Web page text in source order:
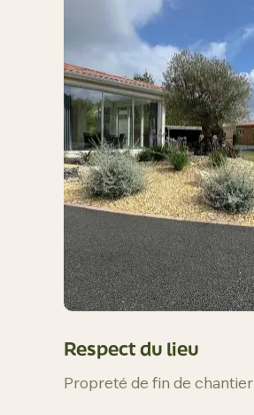
Respect du lieu
Propreté de fin de chantier